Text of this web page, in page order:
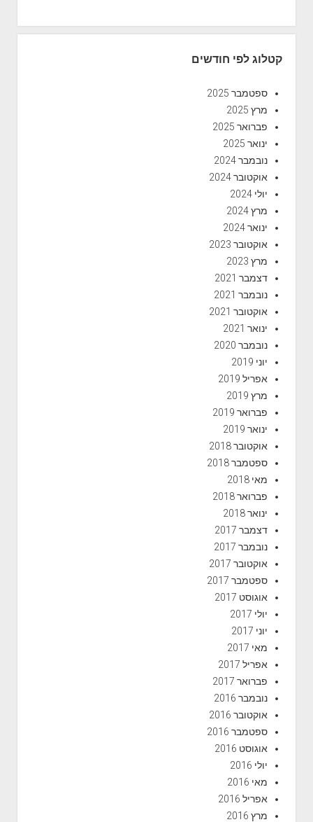
קטלוג לפי חודשים
ספטמבר 2025
מרץ 2025
פברואר 2025
ינואר 2025
נובמבר 2024
אוקטובר 2024
יולי 2024
מרץ 2024
ינואר 2024
אוקטובר 2023
מרץ 2023
דצמבר 2021
נובמבר 2021
אוקטובר 2021
ינואר 2021
נובמבר 2020
יוני 2019
אפריל 2019
מרץ 2019
פברואר 2019
ינואר 2019
אוקטובר 2018
ספטמבר 2018
מאי 2018
פברואר 2018
ינואר 2018
דצמבר 2017
נובמבר 2017
אוקטובר 2017
ספטמבר 2017
אוגוסט 2017
יולי 2017
יוני 2017
מאי 2017
אפריל 2017
פברואר 2017
נובמבר 2016
אוקטובר 2016
ספטמבר 2016
אוגוסט 2016
יולי 2016
מאי 2016
אפריל 2016
מרץ 2016